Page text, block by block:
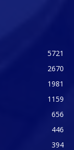
5721
2670
1981
1159
656
446
394